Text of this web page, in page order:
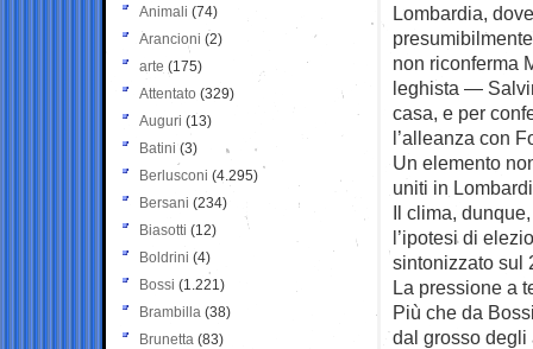
Lombardia,
non riconferma
leghista —
casa, e per
l’alleanza con
Un elemento
uniti in
Il clima,
l’ipotesi di
sintonizzato sul
La pressione a
Più che da
dal grosso degli
Animali (74)
Arancioni (2)
arte (175)
Attentato (329)
Auguri (13)
Batini (3)
Berlusconi (4.295)
Bersani (234)
Biasotti (12)
Boldrini (4)
Bossi (1.221)
Brambilla (38)
Brunetta (83)